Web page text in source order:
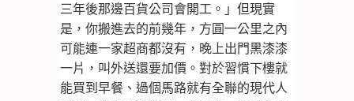
三年後那邊百貨公司會開工。」但現實
是，你搬進去的前幾年，方圓一公里之內
可能連一家超商都沒有，晚上出門黑漆漆
一片，叫外送還要加價。對於習慣下樓就
能買到早餐、過個馬路就有全聯的現代人